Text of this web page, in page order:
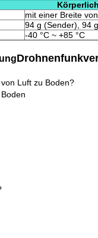
mit einer Breite
94 g (Sender), 94
-40 °C ~ +85 °C
Luft zu Boden?